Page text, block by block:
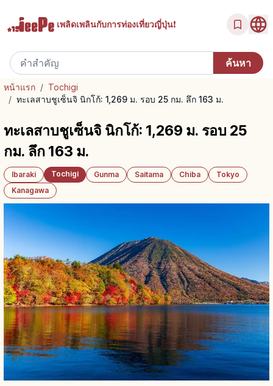
เพลิดเพลินกับการท่องเที่ยวญี่ปุ่น!
หน้าแรก / Tochigi
/ ทะเลสาบชูเซ็นจิ นิกโก้: 1,269 ม. รอบ 25 กม. ลึก 163 ม.
ทะเลสาบชูเซ็นจิ นิกโก้: 1,269 ม. รอบ 25
กม. ลึก 163 ม.
Ibaraki Tochigi Gunma Saitama Chiba
Tokyo
Kanagawa